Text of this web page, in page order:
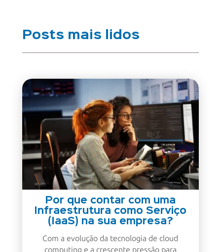
Posts mais lidos
Por que contar com uma
Infraestrutura como Serviço
(IaaS) na sua empresa?
Com a evolução da tecnologia de cloud
computing e a crescente pressão para